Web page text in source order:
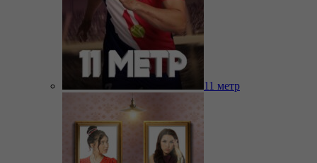
11 метр